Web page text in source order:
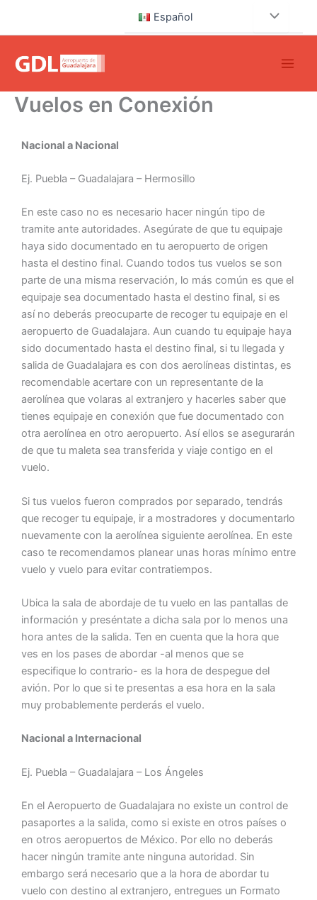
Español
Vuelos en Conexión
Nacional a Nacional
Ej. Puebla – Guadalajara – Hermosillo
En este caso no es necesario hacer ningún tipo de
tramite ante autoridades. Asegúrate de que tu equipaje
haya sido documentado en tu aeropuerto de origen
hasta el destino final. Cuando todos tus vuelos se son
parte de una misma reservación, lo más común es que el
equipaje sea documentado hasta el destino final, si es
así no deberás preocuparte de recoger tu equipaje en el
aeropuerto de Guadalajara. Aun cuando tu equipaje haya
sido documentado hasta el destino final, si tu llegada y
salida de Guadalajara es con dos aerolíneas distintas, es
recomendable acertare con un representante de la
aerolínea que volaras al extranjero y hacerles saber que
tienes equipaje en conexión que fue documentado con
otra aerolínea en otro aeropuerto. Así ellos se asegurarán
de que tu maleta sea transferida y viaje contigo en el
vuelo.
Si tus vuelos fueron comprados por separado, tendrás
que recoger tu equipaje, ir a mostradores y documentarlo
nuevamente con la aerolínea siguiente aerolínea. En este
caso te recomendamos planear unas horas mínimo entre
vuelo y vuelo para evitar contratiempos.
Ubica la sala de abordaje de tu vuelo en las pantallas de
información y preséntate a dicha sala por lo menos una
hora antes de la salida. Ten en cuenta que la hora que
ves en los pases de abordar -al menos que se
especifique lo contrario- es la hora de despegue del
avión. Por lo que si te presentas a esa hora en la sala
muy probablemente perderás el vuelo.
Nacional a Internacional
Ej. Puebla – Guadalajara – Los Ángeles
En el Aeropuerto de Guadalajara no existe un control de
pasaportes a la salida, como si existe en otros países o
en otros aeropuertos de México. Por ello no deberás
hacer ningún tramite ante ninguna autoridad. Sin
embargo será necesario que a la hora de abordar tu
vuelo con destino al extranjero, entregues un Formato